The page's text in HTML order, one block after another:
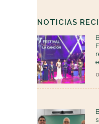
NOTICIAS